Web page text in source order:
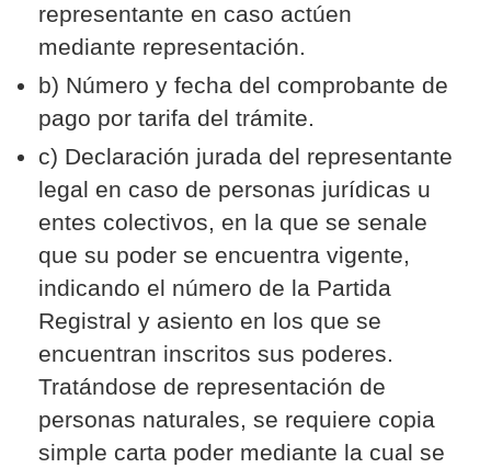
representante en caso actúen
mediante representación.
b) Número y fecha del comprobante de
pago por tarifa del trámite.
c) Declaración jurada del representante
legal en caso de personas jurídicas u
entes colectivos, en la que se senale
que su poder se encuentra vigente,
indicando el número de la Partida
Registral y asiento en los que se
encuentran inscritos sus poderes.
Tratándose de representación de
personas naturales, se requiere copia
simple carta poder mediante la cual se